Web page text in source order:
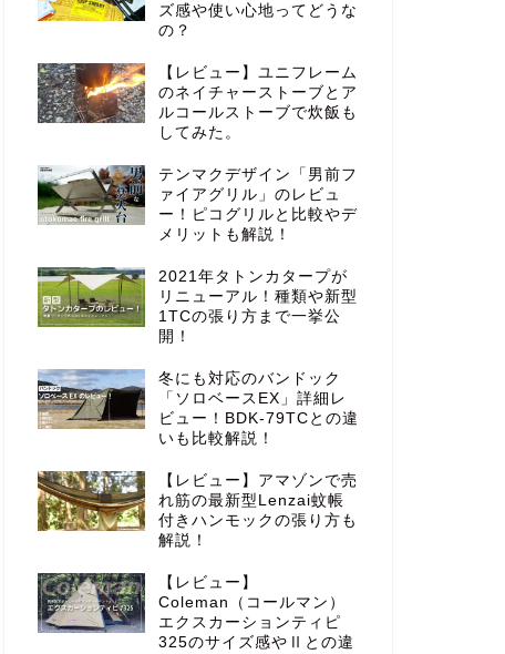
ズ感や使い心地ってどうな
の？
【レビュー】ユニフレーム
のネイチャーストーブとア
ルコールストーブで炊飯も
してみた。
テンマクデザイン「男前フ
ァイアグリル」のレビュ
ー！ピコグリルと比較やデ
メリットも解説！
2021年タトンカタープが
リニューアル！種類や新型
1TCの張り方まで一挙公
開！
冬にも対応のバンドック
「ソロベースEX」詳細レ
ビュー！BDK-79TCとの違
いも比較解説！
【レビュー】アマゾンで売
れ筋の最新型Lenzai蚊帳
付きハンモックの張り方も
解説！
【レビュー】
Coleman（コールマン）
エクスカーションティピ
325のサイズ感やⅡとの違